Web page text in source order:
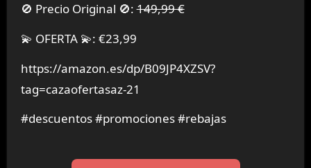
🚫 Precio Original 🚫:149,99 €
💫 OFERTA 💫: €23,99
https://amazon.es/dp/B09JP4XZSV?
tag=cazaofertasaz-21
#descuentos #promociones #rebajas